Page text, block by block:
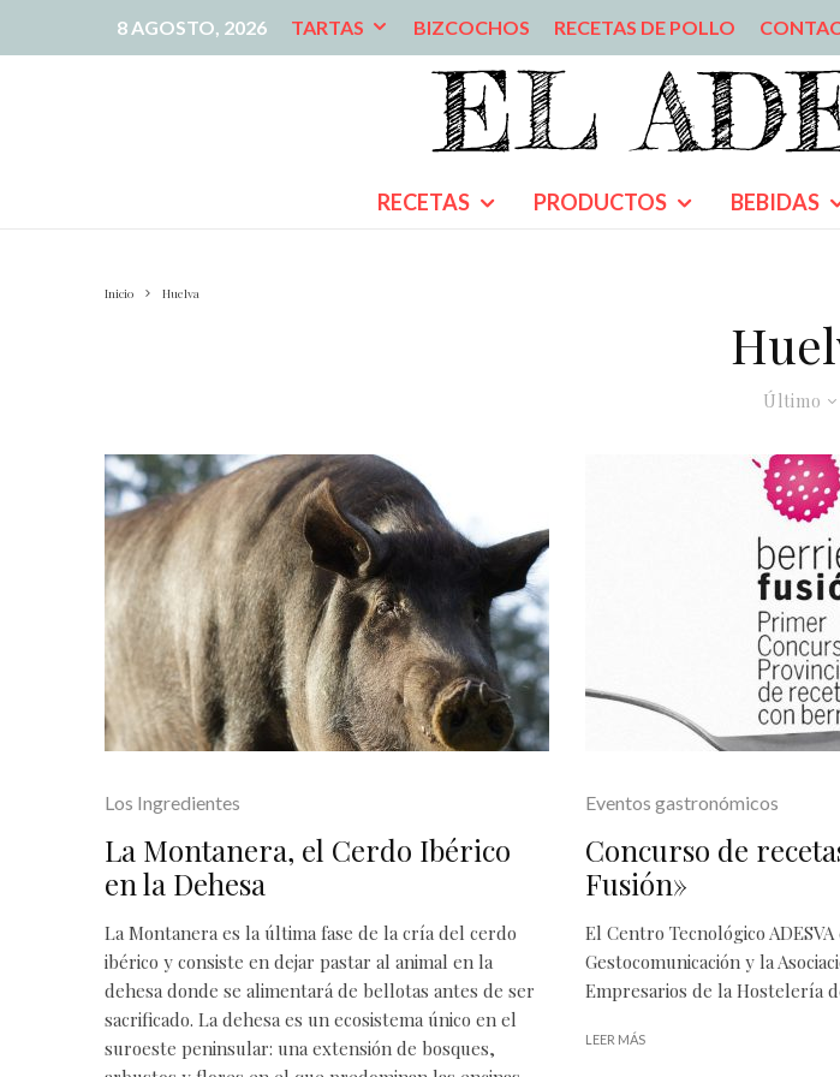
8 AGOSTO, 2026 TARTAS BIZCOCHOS RECETAS DE POLLO
RECETAS PRODUCTOS BEBIDAS
Inicio Huelva
Último
Los Ingredientes
La Montanera, el Cerdo Ibérico
en la Dehesa
La Montanera es la última fase de la cría del cerdo
ibérico y consiste en dejar pastar al animal en la
dehesa donde se alimentará de bellotas antes de ser
sacrificado. La dehesa es un ecosistema único en el
suroeste peninsular: una extensión de bosques,
Eventos gastronómicos
Concurso de
Fusión»
El Centro Tecnológico
Gestocomunicación y la
Empresarios de la Hostelería
LEER MÁS